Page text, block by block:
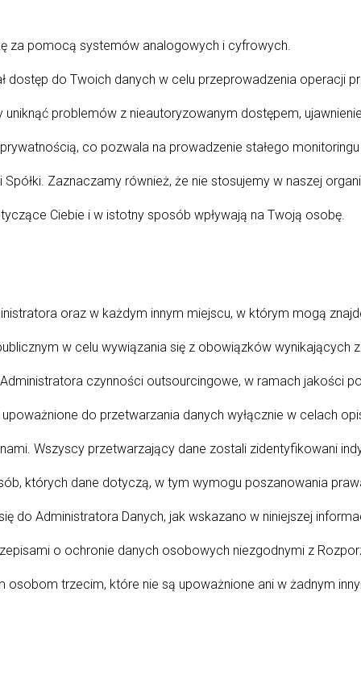
za pomocą systemów analogowych i cyfrowych.
dostęp do Twoich danych w celu przeprowadzenia operacji
problemów z nieautoryzowanym dostępem,
co pozwala na prowadzenie stałego
Zaznaczamy również, że nie stosujemy w naszej
Ciebie i w istotny sposób wpływają na Twoją osobę.
oraz w każdym innym miejscu, w którym mogą
w celu wywiązania się z obowiązków wynikających
czynności outsourcingowe, w ramach jakości
do przetwarzania danych wyłącznie w celach
Wszyscy przetwarzający dane zostali zidentyfikowani
których dane dotyczą, w tym wymogu poszanowania
do Administratora Danych, jak wskazano w niniejszej
o ochronie danych osobowych niezgodnymi z
osobom trzecim, które nie są upoważnione ani w żadnym